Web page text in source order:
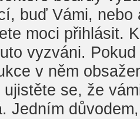
buď Vámi, nebo
moci přihlásit.
vyzváni.
v něm
se, že
Jedním